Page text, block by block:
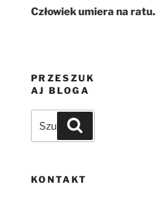
wpis
Człowiek umiera na ratu.
PRZESZUK
AJ BLOGA
Szukaj:
KONTAKT